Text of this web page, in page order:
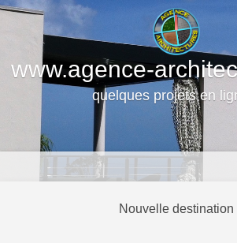
www.agence-
quelques projets en
Nouvelle destination